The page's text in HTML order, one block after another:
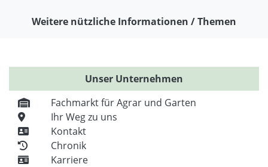
Weitere nützliche Informationen / Themen
Unser Unternehmen
Fachmarkt für Agrar und Garten
Ihr Weg zu uns
Kontakt
Chronik
Karriere